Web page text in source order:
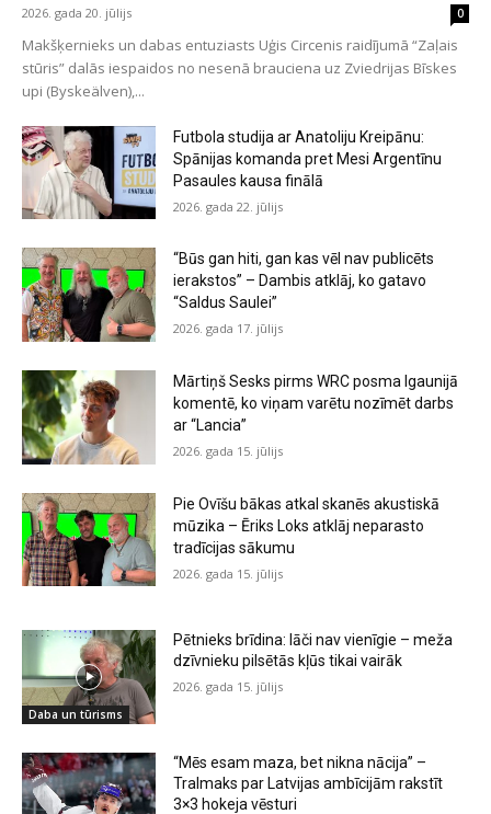
2026. gada 20. jūlijs 0
Makšķernieks un dabas entuziasts Uģis Circenis raidījumā “Zaļais
stūris” dalās iespaidos no nesenā brauciena uz Zviedrijas Bīskes
upi (Byskeälven),...
Futbola studija ar Anatoliju Kreipānu:
Spānijas komanda pret Mesi Argentīnu
Pasaules kausa finālā
2026. gada 22. jūlijs
“Būs gan hiti, gan kas vēl nav publicēts
ierakstos” – Dambis atklāj, ko gatavo
“Saldus Saulei”
2026. gada 17. jūlijs
Mārtiņš Sesks pirms WRC posma Igaunijā
komentē, ko viņam varētu nozīmēt darbs
ar “Lancia”
2026. gada 15. jūlijs
Pie Ovīšu bākas atkal skanēs akustiskā
mūzika – Ēriks Loks atklāj neparasto
tradīcijas sākumu
2026. gada 15. jūlijs
Daba un tūrisms
Pētnieks brīdina: lāči nav vienīgie – meža
dzīvnieku pilsētās kļūs tikai vairāk
2026. gada 15. jūlijs
“Mēs esam maza, bet nikna nācija” –
Tralmaks par Latvijas ambīcijām rakstīt
3×3 hokeja vēsturi